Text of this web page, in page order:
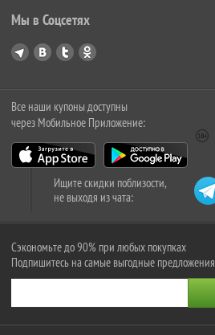
Мы в Соцсетях
Все наши купоны доступны
через Мобильное Приложение:
Ищите скидки поблизости,
не выходя из чата:
Сэкономьте до 90% при любых покупках
Подпишитесь на самые выгодные предложения